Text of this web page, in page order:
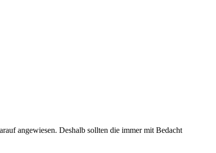
angewiesen. Deshalb sollten die immer mit Bedacht